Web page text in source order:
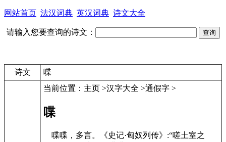
网站首页 法汉词典 英汉词典 诗文大全
请输入您要查询的诗文：
诗文 喋
当前位置： 主页 >汉字大全 >通假字 >
喋
喋喋，多言。《史记·匈奴列传》:“嗟土室之